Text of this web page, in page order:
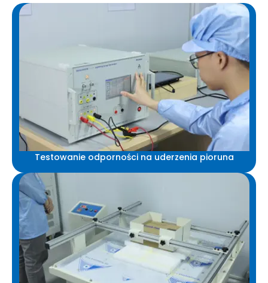
Testowanie odporności na uderzenia pioruna